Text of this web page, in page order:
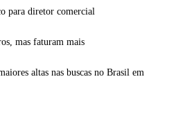
para diretor comercial
mas faturam mais
altas nas buscas no Brasil em